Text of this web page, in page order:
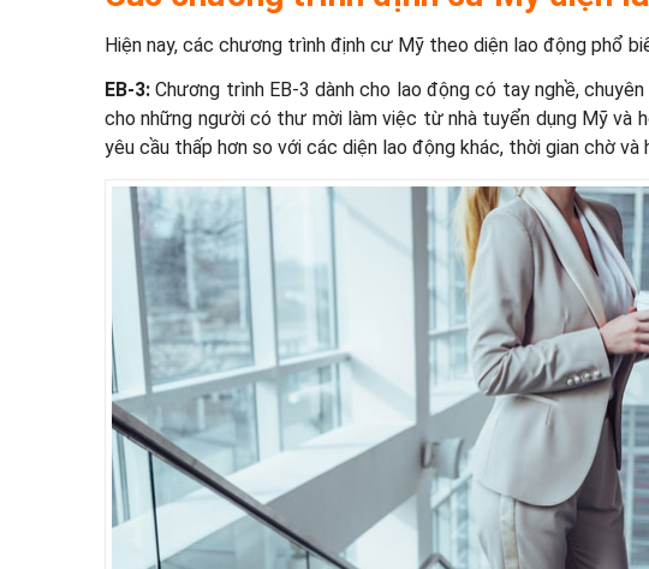
Hiện nay, các chương trình định cư Mỹ theo diện lao động phổ
EB-3: Chương trình EB-3 dành cho lao động có tay nghề,
cho những người có thư mời làm việc từ nhà tuyển dụng Mỹ và
yêu cầu thấp hơn so với các diện lao động khác, thời gian chờ và